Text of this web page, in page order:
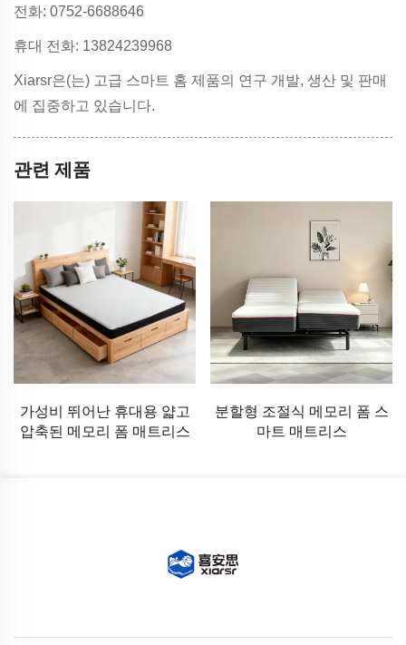
전화: 0752-6688646
휴대 전화: 13824239968
Xiarsr은(는) 고급 스마트 홈 제품의 연구 개발, 생산 및 판매
에 집중하고 있습니다.
관련 제품
가성비 뛰어난 휴대용 얇고
압축된 메모리 폼 매트리스
분할형 조절식 메모리 폼 스
마트 매트리스